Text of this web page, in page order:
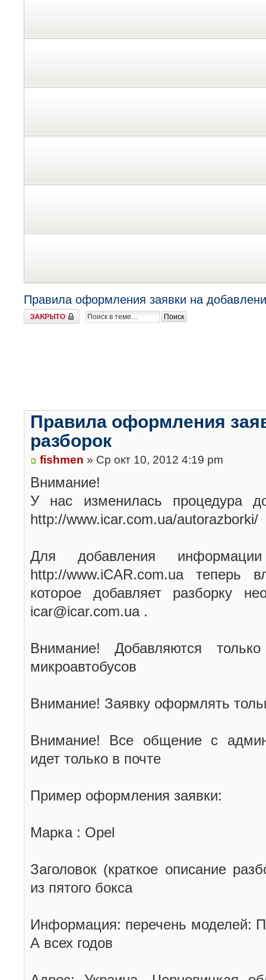
Правила оформления заявки на
Закрыто
Правила оформления
разборок
fishmen » Ср окт 10, 2012 4:19 pm
Внимание!
У нас изменилась процедура
http://www.icar.com.ua/autorazborki/
Для добавления
http://www.iCAR.com.ua теперь
которое добавляет разборку
icar@icar.com.ua .
Внимание! Добавляются
микроавтобусов
Внимание! Заявку оформлять
Внимание! Все общение с
идет только в почте
Пример оформления заявки:
Марка : Opel
Заголовок (краткое описание
из пятого бокса
Информация: перечень моделей:
А всех годов